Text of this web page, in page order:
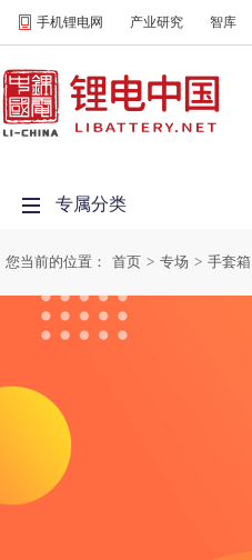
手机锂电网 产业研究 智库
专属分类
您当前的位置： 首页 > 专场 > 手套箱